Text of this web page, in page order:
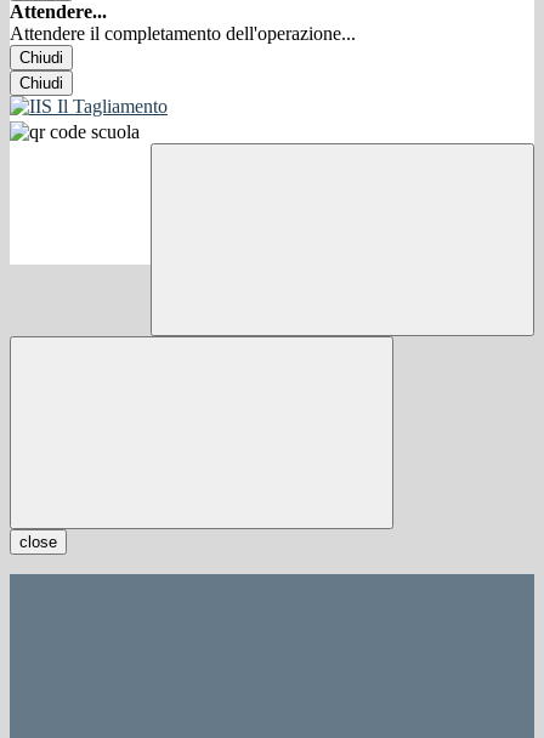
Attendere...
Attendere il completamento dell'operazione...
Chiudi
Chiudi
close